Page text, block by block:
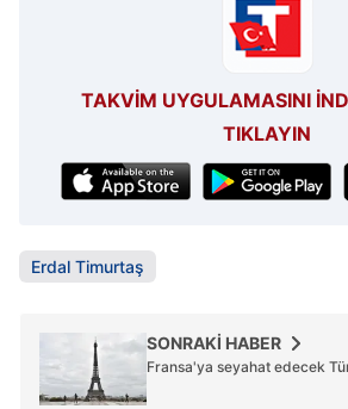
TAKVİM UYGULAMASINI
TIKLAYIN
Erdal Timurtaş
SONRAKİ HABER
Fransa'ya seyahat edecek